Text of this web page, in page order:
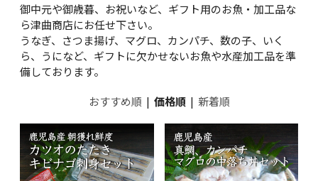
御中元や御歳暮、お祝いなど、ギフト用のお魚・加工品な
ら津曲商店にお任せ下さい。
うなぎ、さつま揚げ、マグロ、カンパチ、数の子、いく
ら、うになど、ギフトに欠かせないお魚や水産加工品を準
備しております。
おすすめ順 | 価格順| 新着順